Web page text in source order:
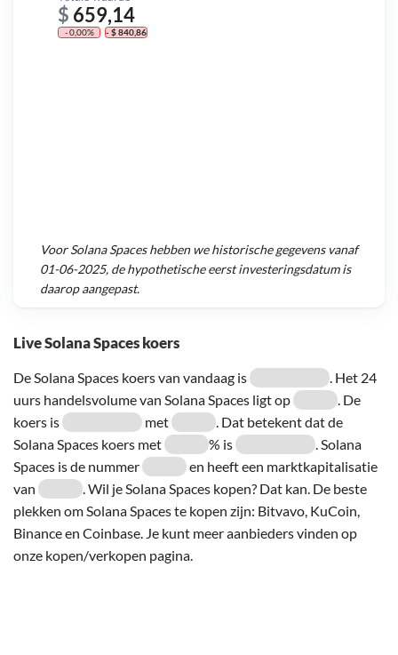
Live Solana Spaces koers
De Solana Spaces koers van vandaag is
. Het 24
uurs handelsvolume van Solana Spaces ligt op
. De
koers is
met
. Dat betekent dat de
Solana Spaces koers met
% is
. Solana
Spaces is de nummer
en heeft een marktkapitalisatie
van
. Wil je Solana Spaces kopen? Dat kan. De beste
plekken om Solana Spaces te kopen zijn: Bitvavo, KuCoin,
Binance en Coinbase. Je kunt meer aanbieders vinden op
onze kopen/verkopen pagina.
$ 659,14
- 0,00% - $ 840,86
VoorSolana Spaceshebben we historische gegevens vanaf
01-06-2025, de hypothetische eerst investeringsdatum is
daarop aangepast.